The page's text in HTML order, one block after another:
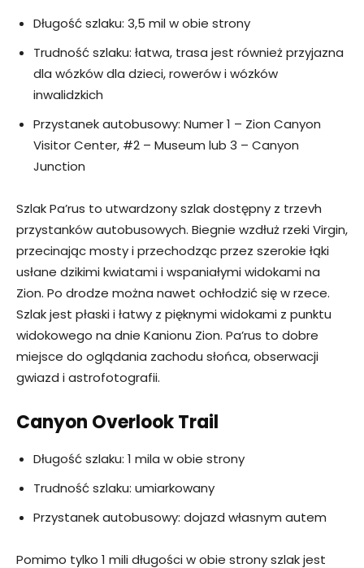
Długość szlaku: 3,5 mil w obie strony
Trudność szlaku: łatwa, trasa jest również przyjazna
dla wózków dla dzieci, rowerów i wózków
inwalidzkich
Przystanek autobusowy: Numer 1 – Zion Canyon
Visitor Center, #2 – Museum lub 3 – Canyon
Junction
Szlak Pa’rus to utwardzony szlak dostępny z trzevh
przystanków autobusowych. Biegnie wzdłuż rzeki Virgin,
przecinając mosty i przechodząc przez szerokie łąki
usłane dzikimi kwiatami i wspaniałymi widokami na
Zion. Po drodze można nawet ochłodzić się w rzece.
Szlak jest płaski i łatwy z pięknymi widokami z punktu
widokowego na dnie Kanionu Zion. Pa’rus to dobre
miejsce do oglądania zachodu słońca, obserwacji
gwiazd i astrofotografii.
Canyon Overlook Trail
Długość szlaku: 1 mila w obie strony
Trudność szlaku: umiarkowany
Przystanek autobusowy: dojazd własnym autem
Pomimo tylko 1 mili długości w obie strony szlak jest